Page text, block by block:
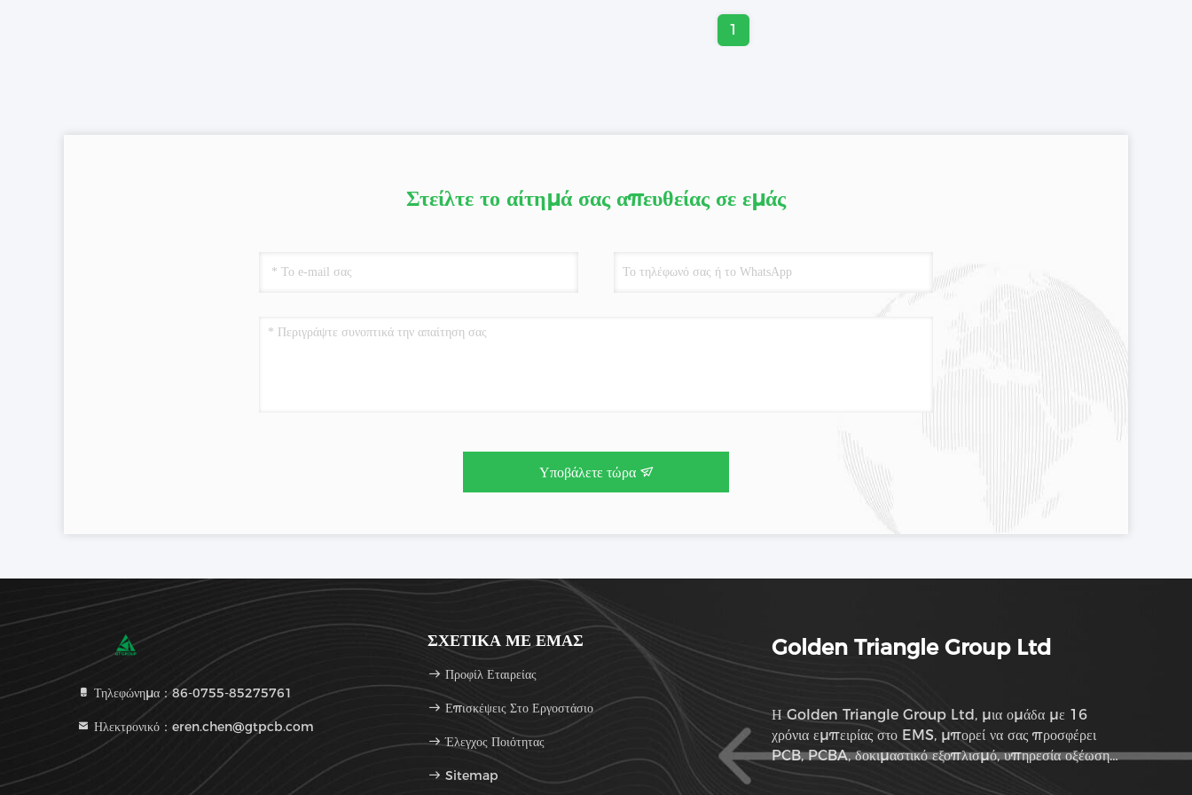
1
Στείλτε το αίτημά σας απευθείας σε εμάς
Υποβάλετε τώρα
Τηλεφώνημα：86-0755-85275761
Ηλεκτρονικό：eren.chen@gtpcb.com
ΣΧΕΤΙΚΆ ΜΕ ΕΜΆΣ
Προφίλ Εταιρείας
Επισκέψεις Στο Εργοστάσιο
Έλεγχος Ποιότητας
Sitemap
Golden Triangle Group Ltd
Η Golden Triangle Group Ltd, μια ομάδα με 16
χρόνια εμπειρίας στο EMS, μπορεί να σας προσφέρει
PCB, PCBA, δοκιμαστικό εξοπλισμό, υπηρεσία οξέωσης
εξαρτημάτων και υπηρεσία ODM